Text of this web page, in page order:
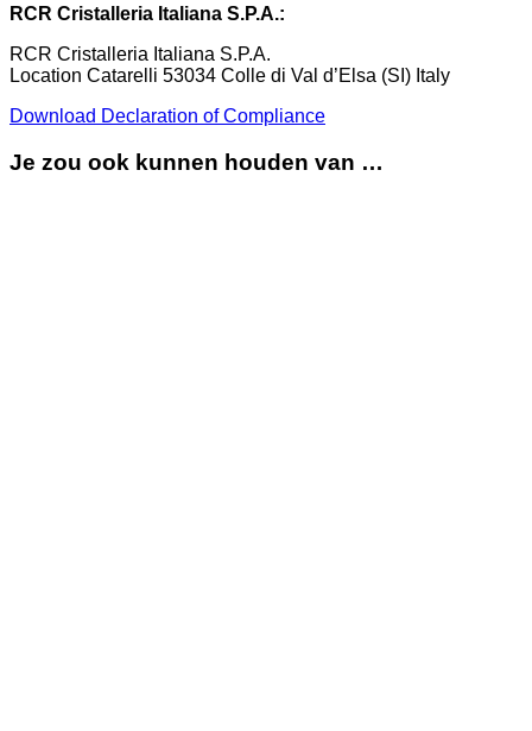
RCR Cristalleria Italiana S.P.A.:
RCR Cristalleria Italiana S.P.A.
Location Catarelli 53034 Colle di Val d’Elsa (SI) Italy
Download Declaration of Compliance
Je zou ook kunnen houden van …